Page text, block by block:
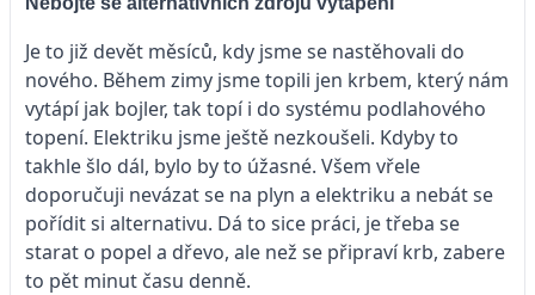
Je to již devět měsíců, kdy jsme se nastěhovali do
nového. Během zimy jsme topili jen krbem, který nám
vytápí jak bojler, tak topí i do systému podlahového
topení. Elektriku jsme ještě nezkoušeli. Kdyby to
takhle šlo dál, bylo by to úžasné. Všem vřele
doporučuji nevázat se na plyn a elektriku a nebát se
pořídit si alternativu. Dá to sice práci, je třeba se
starat o popel a dřevo, ale než se připraví krb, zabere
to pět minut času denně.